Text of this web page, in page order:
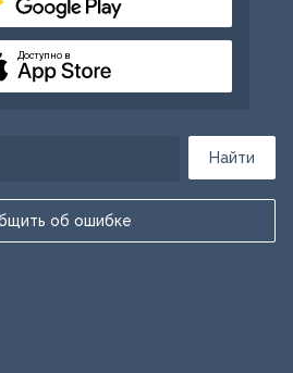
Найти
об ошибке
Доступно в